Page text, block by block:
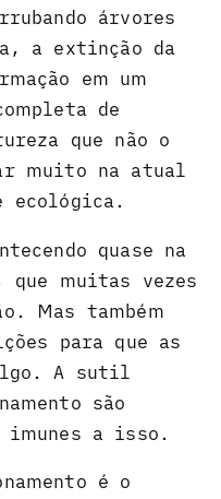
árvores
a extinção da
em um
de
que não o
muito na atual
ecológica.
quase na
muitas vezes
Mas também
para que as
A sutil
são
imunes a isso.
é o